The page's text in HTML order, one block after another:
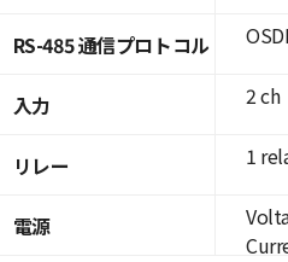
RS-485 通信プロトコル
入力
リレー
電源
2 ch
1